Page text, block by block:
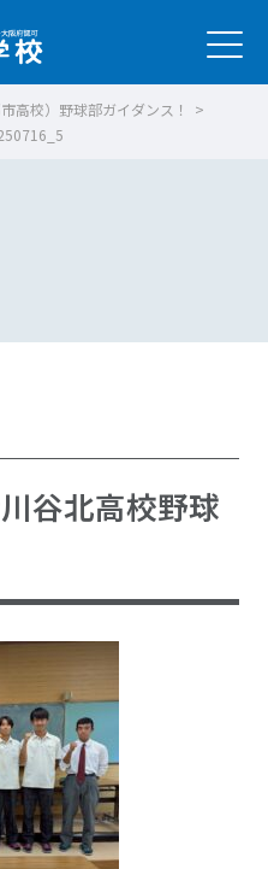
高校）野球部ガイダンス！
>
谷北高校野球